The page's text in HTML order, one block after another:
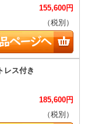
155,600円
（税別）
185,600円
（税別）